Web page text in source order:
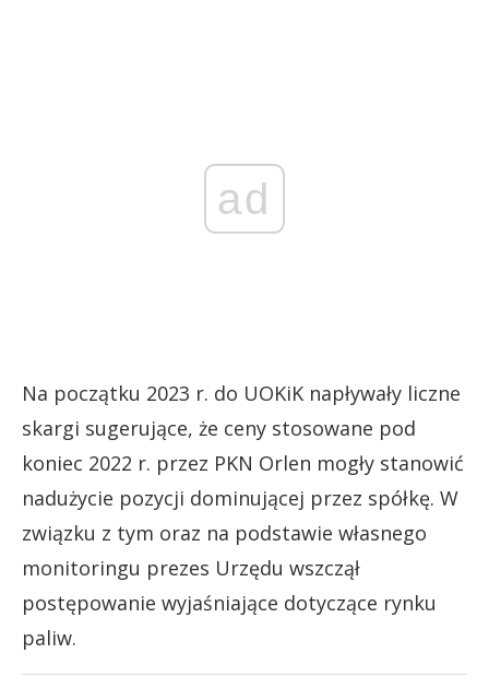
ad
Na początku 2023 r. do UOKiK napływały liczne
skargi sugerujące, że ceny stosowane pod
koniec 2022 r. przez PKN Orlen mogły stanowić
nadużycie pozycji dominującej przez spółkę. W
związku z tym oraz na podstawie własnego
monitoringu prezes Urzędu wszczął
postępowanie wyjaśniające dotyczące rynku
paliw.